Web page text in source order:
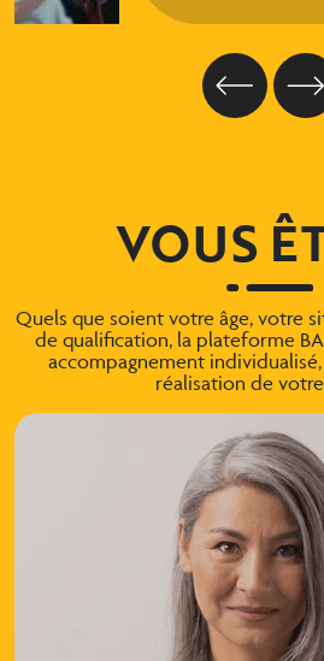
VOUS
Quels que soient votre âge, votre
de qualification, la plateforme
accompagnement
réalisation de